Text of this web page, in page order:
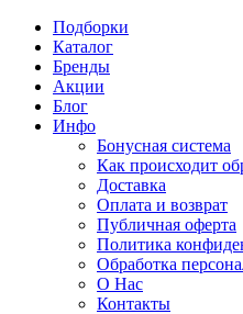
Подборки
Каталог
Бренды
Акции
Блог
Инфо
Бонусная система
Как происходит
Доставка
Оплата и возврат
Публичная оферта
Политика
Обработка
О Нас
Контакты